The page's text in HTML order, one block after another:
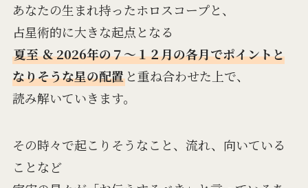
あなたの生まれ持ったホロスコープと、
占星術的に大きな起点となる
夏至 ＆ 2026年の７〜１２月の各月でポイントと
なりそうな星の配置と重ね合わせた上で、
読み解いていきます。
その時々で起こりそうなこと、流れ、向いている
ことなど